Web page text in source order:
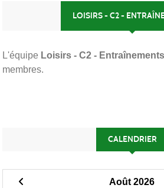
LOISIRS - C2 -
L'équipe Loisirs - C2 - Entraînements
membres.
CALENDRIER
Août 2026